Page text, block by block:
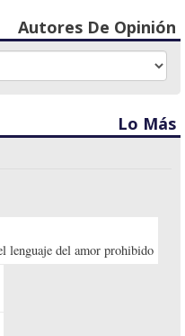
Autores De Opinión
Lo Más
lenguaje del amor prohibido